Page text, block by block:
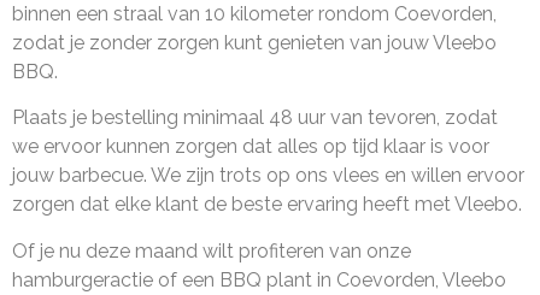
binnen een straal van 10 kilometer rondom Coevorden,
zodat je zonder zorgen kunt genieten van jouw Vleebo
BBQ.
Plaats je bestelling minimaal 48 uur van tevoren, zodat
we ervoor kunnen zorgen dat alles op tijd klaar is voor
jouw barbecue. We zijn trots op ons vlees en willen ervoor
zorgen dat elke klant de beste ervaring heeft met Vleebo.
Of je nu deze maand wilt profiteren van onze
hamburgeractie of een BBQ plant in Coevorden, Vleebo